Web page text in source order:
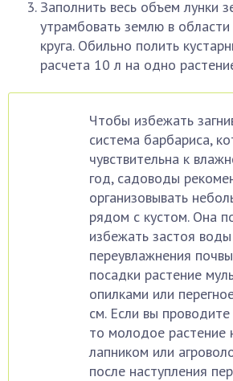
Заполнить весь объем лунки
утрамбовать землю в области
круга. Обильно полить
расчета 10 л на одно
Чтобы избежать
система барбариса,
чувствительна к
год, садоводы
организовывать
рядом с кустом. Она
избежать застоя
переувлажнения
посадки растение
опилками или
см. Если вы
то молодое растение
лапником или
после наступления